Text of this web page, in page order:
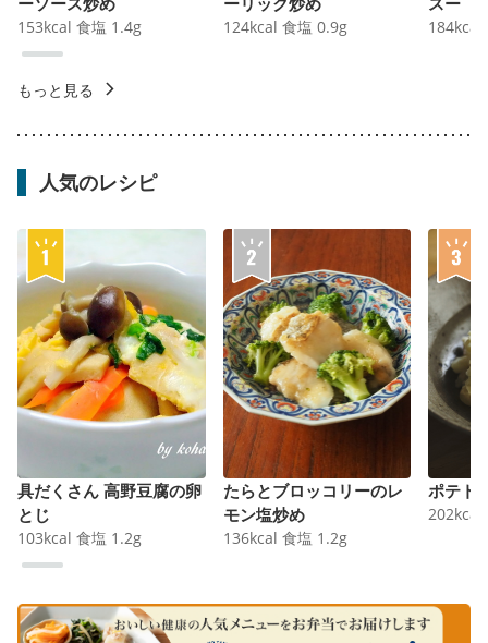
153kcal 食塩 1.4g 124kcal 食塩 0.9g 184kcal
もっと見る
人気のレシピ
具だくさん 高野豆腐の卵
とじ
103kcal 食塩 1.2g
たらとブロッコリーのレ
モン塩炒め
136kcal 食塩 1.2g
ポテト
202kcal